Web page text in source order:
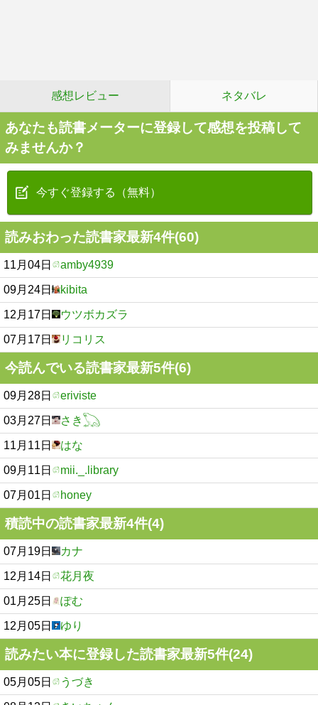
感想レビュー ネタバレ
あなたも読書メーターに登録して感想を投稿して
みませんか？
今すぐ登録する（無料）
読みおわった読書家最新4件(60)
11月04日 amby4939
09月24日 kibita
12月17日 ウツボカズラ
07月17日 リコリス
今読んでいる読書家最新5件(6)
09月28日 eriviste
03月27日 さき𓆏
11月11日 はな
09月11日 mii._.library
07月01日 honey
積読中の読書家最新4件(4)
07月19日 カナ
12月14日 花月夜
01月25日 ぽむ
12月05日 ゆり
読みたい本に登録した読書家最新5件(24)
05月05日 うづき